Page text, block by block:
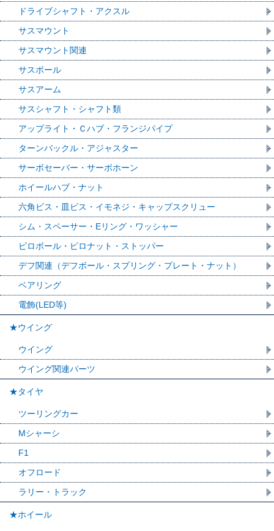
ドライブシャフト・アクスル
サスマウント
サスマウント関連
サスボール
サスアーム
サスシャフト・シャフト類
アップライト・Ｃハブ・フランジパイプ
ターンバックル・アジャスター
サーボセーバー・サーボホーン
ホイールハブ・ナット
六角ビス・皿ビス・イモネジ・キャップスクリュー
シム・スペーサー・Eリング・ワッシャー
ピロボール・ピロナット・ストッパー
デフ関連（デフボール・スプリング・プレート・ナット）
ベアリング
電飾(LED等)
★ウイング
ウイング
ウイング関連パーツ
★タイヤ
ツーリングカー
Mシャーシ
F1
オフロード
ラリー・トラック
★ホイール